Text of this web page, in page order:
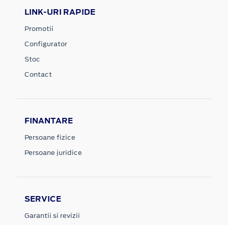
LINK-URI RAPIDE
Promotii
Configurator
Stoc
Contact
FINANTARE
Persoane fizice
Persoane juridice
SERVICE
Garantii si revizii